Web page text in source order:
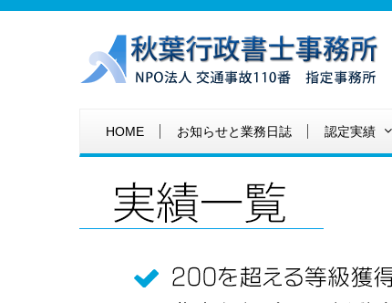
HOME お知らせと業務日誌 認定実績